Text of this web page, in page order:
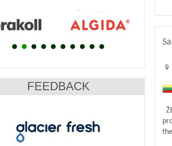
FEEDBACK